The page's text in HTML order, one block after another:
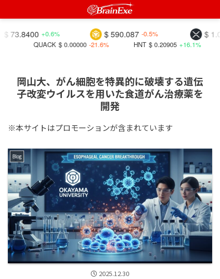
$
$ 590.087 -0.5%
+0.6%
$ 0.20905 +16.1%
QUACK $ 0.00000 -21.6%
岡山大、がん細胞を特異的に破壊する遺伝
子改変ウイルスを用いた食道がん治療薬を
開発
※本サイトはプロモーションが含まれています
Blog
2025.12.30